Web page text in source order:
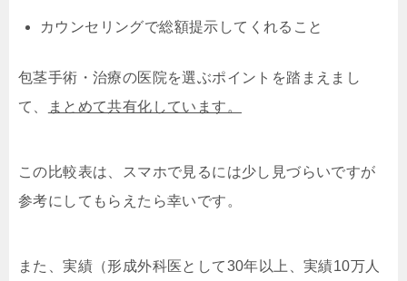
カウンセリングで総額提示してくれること
包茎手術・治療の医院を選ぶポイントを踏まえまし
て、
まとめて共有化しています。
この比較表は、スマホで見るには少し見づらいですが
参考にしてもらえたら幸いです。
また、実績（形成外科医として30年以上、実績10万人